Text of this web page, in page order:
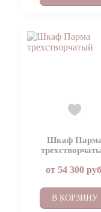
Шкаф
от 54 300
В КОРЗИНУ